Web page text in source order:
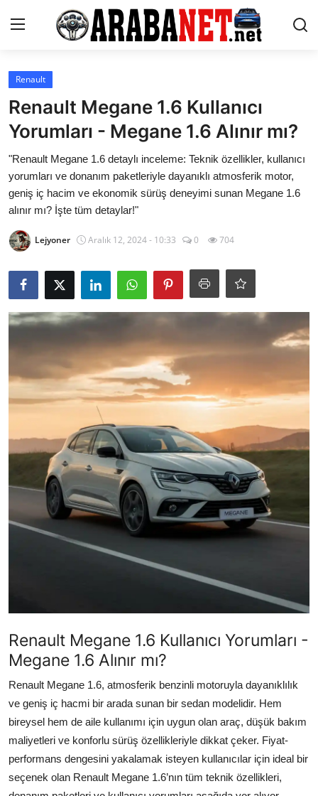
Giriş yapmak
Anasayfa
Araba Markaları
Paketler
Karşılaştırmalar
Kronik Sorunlar
Muayene & Emisyon
Trafik Cezaları & Mevzuat
Ehliyet & Ruhsat İşlemleri
Sigorta & Kasko
Yakıt, LPG & Elektrikli
Renault
Renault Megane 1.6 Kullanıcı
Yorumları - Megane 1.6 Alınır mı?
"Renault Megane 1.6 detaylı inceleme: Teknik özellikler, kullanıcı
yorumları ve donanım paketleriyle dayanıklı atmosferik motor,
geniş iç hacim ve ekonomik sürüş deneyimi sunan Megane 1.6
alınır mı? İşte tüm detaylar!"
Lejyoner Aralık 12, 2024 - 10:33 0 704
Renault Megane 1.6 Kullanıcı Yorumları -
Megane 1.6 Alınır mı?
Renault Megane 1.6, atmosferik benzinli motoruyla dayanıklılık
ve geniş iç hacmi bir arada sunan bir sedan modelidir. Hem
bireysel hem de aile kullanımı için uygun olan araç, düşük bakım
maliyetleri ve konforlu sürüş özellikleriyle dikkat çeker. Fiyat-
performans dengesini yakalamak isteyen kullanıcılar için ideal bir
seçenek olan Renault Megane 1.6’nın tüm teknik özellikleri,